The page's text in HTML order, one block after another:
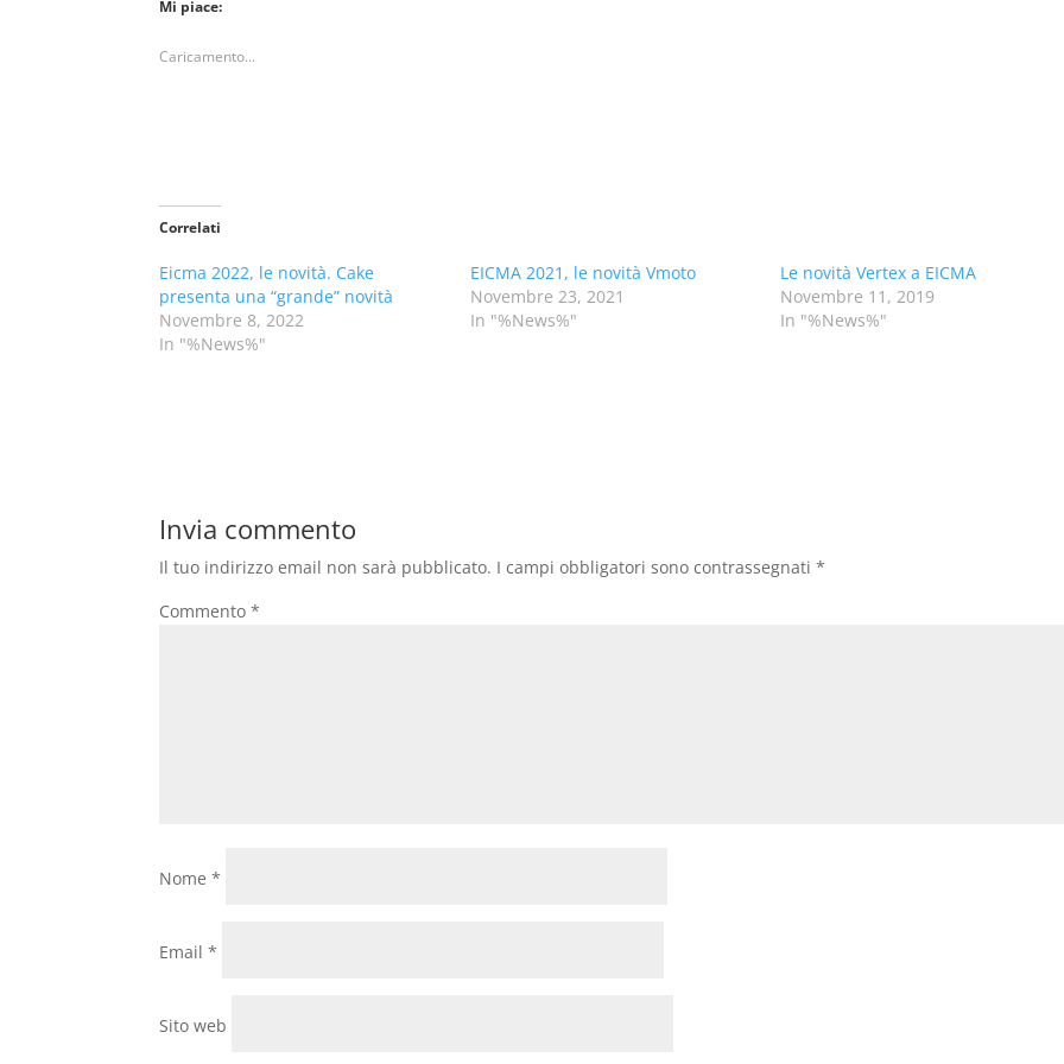
Mi piace:
Caricamento...
Correlati
Eicma 2022, le novità. Cake
presenta una “grande” novità
Novembre 8, 2022
In "%News%"
EICMA 2021, le novità Vmoto
Novembre 23, 2021
In "%News%"
Le novità Vertex a EICMA
Novembre 11, 2019
In "%News%"
Invia commento
Il tuo indirizzo email non sarà pubblicato. I campi obbligatori sono contrassegnati*
Commento*
Nome*
Email*
Sito web